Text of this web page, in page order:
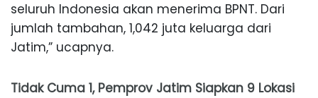
seluruh Indonesia akan menerima BPNT. Dari
jumlah tambahan, 1,042 juta keluarga dari
Jatim,” ucapnya.
Tidak Cuma 1, Pemprov Jatim Siapkan 9 Lokasi